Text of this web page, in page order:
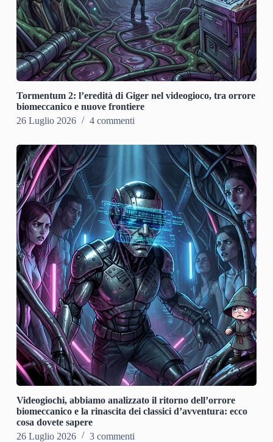
Tormentum 2: l’eredità di Giger nel videogioco, tra orrore
biomeccanico e nuove frontiere
26 Luglio 2026
4 commenti
Videogiochi, abbiamo analizzato il ritorno dell’orrore
biomeccanico e la rinascita dei classici d’avventura: ecco
cosa dovete sapere
26 Luglio 2026
3 commenti